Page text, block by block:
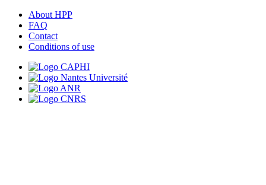
About HPP
FAQ
Contact
Conditions of use